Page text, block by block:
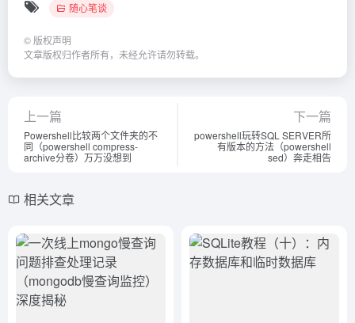
随心笔谈
© 版权声明
文章版权归作者所有，未经允许请勿转载。
上一篇
Powershell比较两个文件夹的不
同（powershell compress-
archive分卷）万万没想到
下一篇
powershell玩转SQL SERVER所
有版本的方法（powershell
sed）奔走相告
相关文章